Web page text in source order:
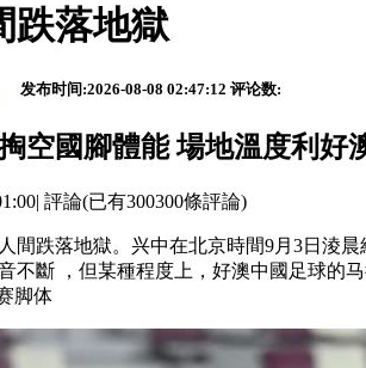
跌落地獄
发布时间:2026-08-08 02:47:12 评论数:
程掏空國腳體能 場地溫度利
評論(已有300300條評論)
人間跌落地獄。兴中在北京時間9月3日淩
，但某種程度上，好澳中國足球
赛脚体